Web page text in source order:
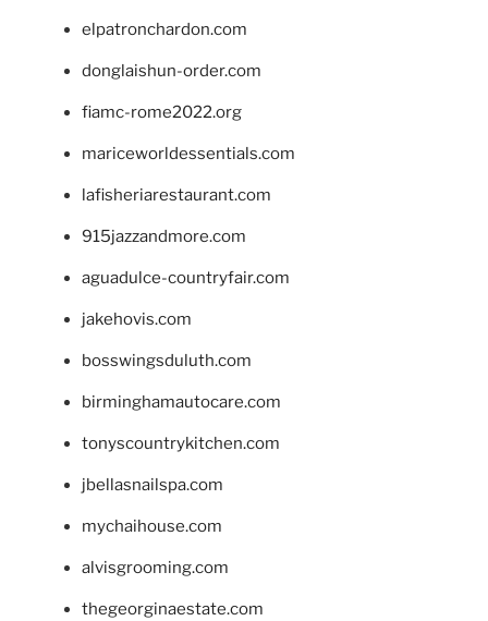
elpatronchardon.com
donglaishun-order.com
fiamc-rome2022.org
mariceworldessentials.com
lafisheriarestaurant.com
915jazzandmore.com
aguadulce-countryfair.com
jakehovis.com
bosswingsduluth.com
birminghamautocare.com
tonyscountrykitchen.com
jbellasnailspa.com
mychaihouse.com
alvisgrooming.com
thegeorginaestate.com